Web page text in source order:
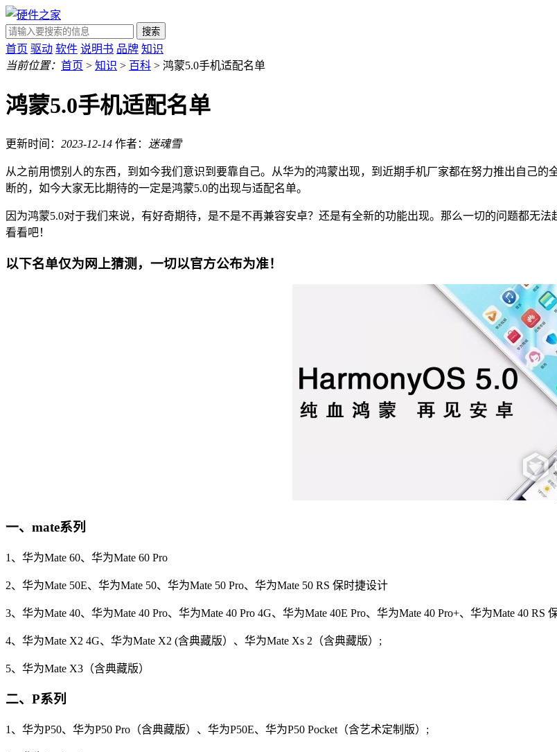
搜索
首页 驱动 软件 说明书 品牌 知识
当前位置： 首页 > 知识 > 百科 > 鸿蒙5.0手机适配名单
鸿蒙5.0手机适配名单
更新时间： 2023-12-14 作者： 迷魂雪
从之前用惯别人的东西，到如今我们意识到要靠自己。从华为的鸿蒙出现，到近期手机厂家都在努力推出自己
断的，如今大家无比期待的一定是鸿蒙5.0的出现与适配名单。
因为鸿蒙5.0对于我们来说，有好奇期待，是不是不再兼容安卓？还是有全新的功能出现。那么一切的问题都无
看看吧！
以下名单仅为网上猜测，一切以官方公布为准！
一、mate系列
1、华为Mate 60、华为Mate 60 Pro
2、华为Mate 50E、华为Mate 50、华为Mate 50 Pro、华为Mate 50 RS 保时捷设计
3、华为Mate 40、华为Mate 40 Pro、华为Mate 40 Pro 4G、华为Mate 40E Pro、华为Mate 40 Pro+、华为Mate 40 RS
4、华为Mate X2 4G、华为Mate X2 (含典藏版）、华为Mate Xs 2（含典藏版）;
5、华为Mate X3（含典藏版）
二、P系列
1、华为P50、华为P50 Pro（含典藏版）、华为P50E、华为P50 Pocket（含艺术定制版）;